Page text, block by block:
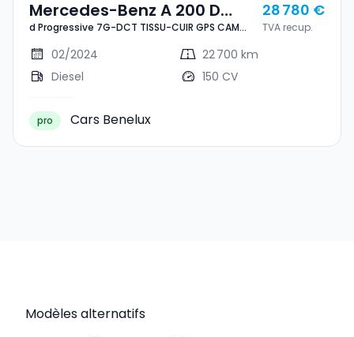
Mercedes-Benz A 200 D
Progressive 7G-DCT TISSU-
CUIR GPS CAM P.NIGHT 1°
MAIN
d Progressive 7G-DCT TISSU-CUIR GPS CAM
28 780 €
TVA recup.
02/2024
22 700 km
Diesel
150 CV
pro Cars Benelux
Modèles alternatifs